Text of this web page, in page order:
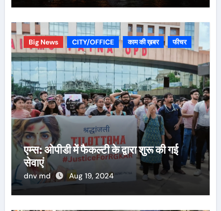
Big News CITY/OFFICE काम की ख़बर फीचर
एम्स: ओपीडी में फैकल्टी के द्वारा शुरू की गई
सेवाएं
dnv md Aug 19, 2024